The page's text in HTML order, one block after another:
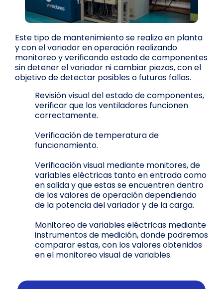
Este tipo de mantenimiento se realiza en planta
y con el variador en operación realizando
monitoreo y verificando estado de componentes
sin detener el variador ni cambiar piezas, con el
objetivo de detectar posibles o futuras fallas.
Revisión visual del estado de componentes,
verificar que los ventiladores funcionen
correctamente.
Verificación de temperatura de
funcionamiento.
Verificación visual mediante monitores, de
variables eléctricas tanto en entrada como
en salida y que estas se encuentren dentro
de los valores de operación dependiendo
de la potencia del variador y de la carga.
Monitoreo de variables eléctricas mediante
instrumentos de medición, donde podremos
comparar estas, con los valores obtenidos
en el monitoreo visual de variables.